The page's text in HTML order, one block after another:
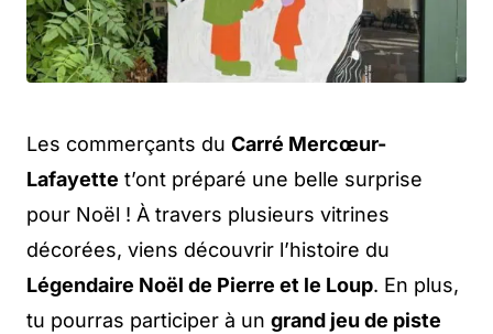
Les commerçants du Carré Mercœur-
Lafayette t’ont préparé une belle surprise
pour Noël ! À travers plusieurs vitrines
décorées, viens découvrir l’histoire du
Légendaire Noël de Pierre et le Loup. En plus,
tu pourras participer à un grand jeu de piste